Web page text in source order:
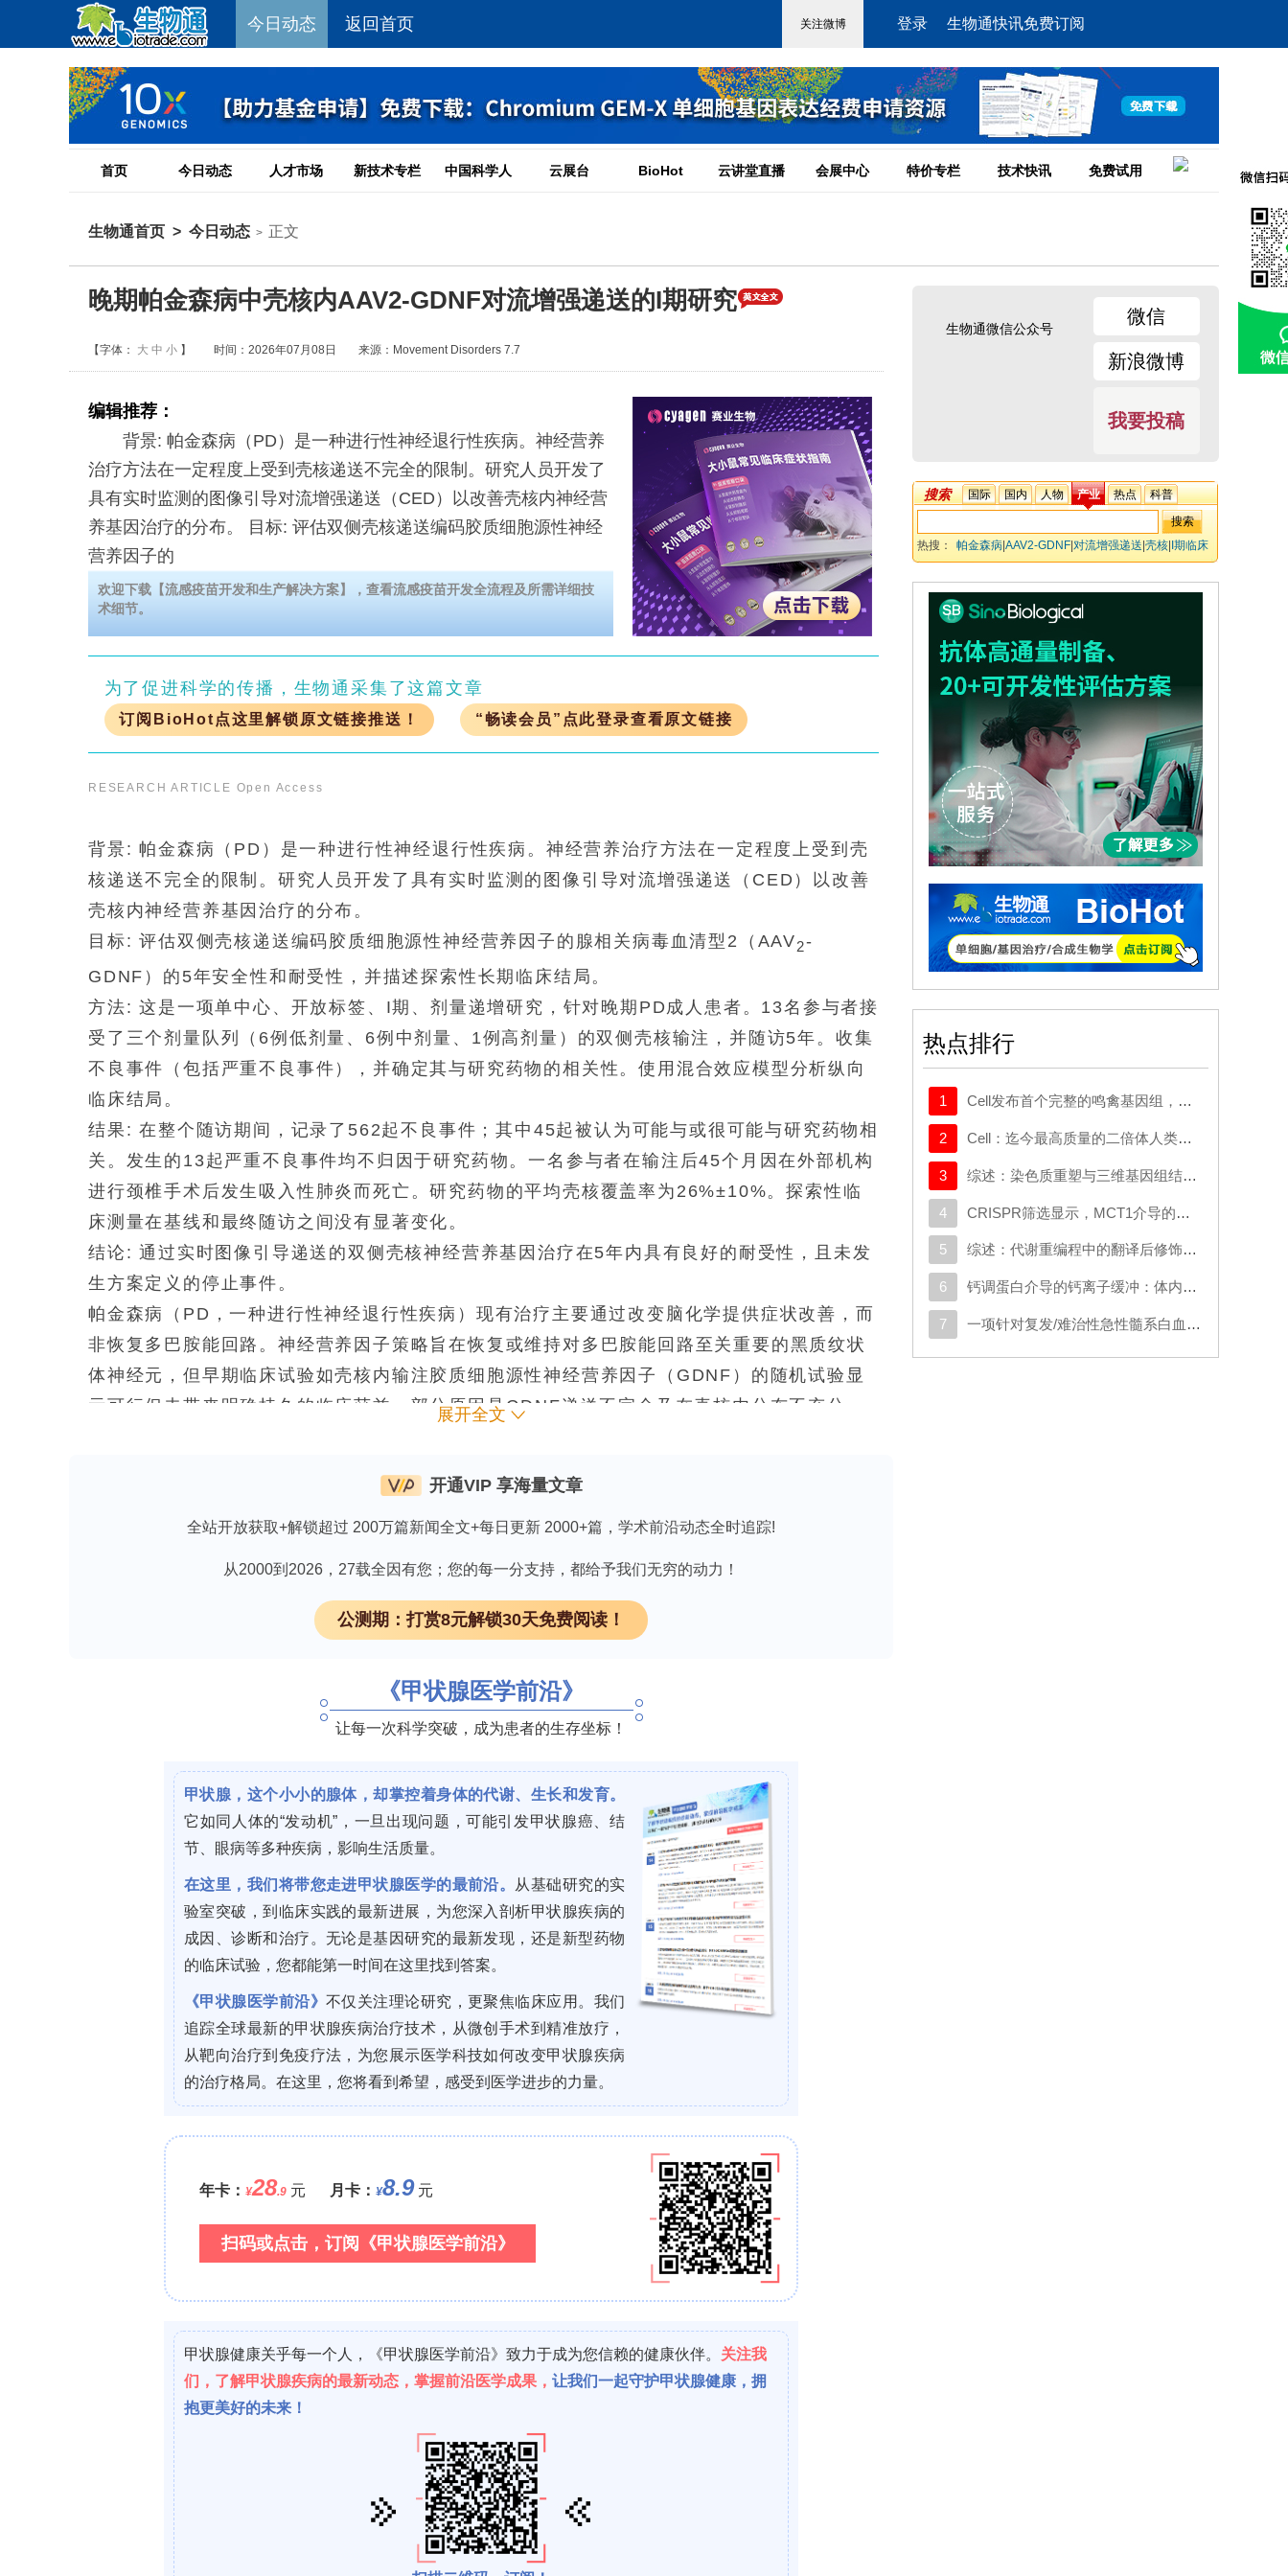
今日动态 返回首页 登录 生物通快讯免费订阅
首页 今日动态 人才市场 新技术专栏 中国科学人 云展台 BioHot 云讲堂直播 会展中心 特价专栏 技术快讯 免费试用
生物通首页 > 今日动态 > 正文
晚期帕金森病中壳核内AAV2-GDNF对流增强递送的I期研究
【字体： 大 中 小 】 时间：2026年07月08日 来源：Movement Disorders 7.7
编辑推荐：
背景: 帕金森病（PD）是一种进行性神经退行性疾病。神经营养
治疗方法在一定程度上受到壳核递送不完全的限制。研究人员开发了
具有实时监测的图像引导对流增强递送（CED）以改善壳核内神经营
养基因治疗的分布。 目标: 评估双侧壳核递送编码胶质细胞源性神经
营养因子的
欢迎下载【流感疫苗开发和生产解决方案】，查看流感疫苗开发全流程及所需详细技
术细节。
为了促进科学的传播，生物通采集了这篇文章
订阅BioHot点这里解锁原文链接推送！ “畅读会员”点此登录查看原文链接
RESEARCH ARTICLE Open Access
背景: 帕金森病（PD）是一种进行性神经退行性疾病。神经营养治疗方法在一定程度上受到壳
核递送不完全的限制。研究人员开发了具有实时监测的图像引导对流增强递送（CED）以改善
壳核内神经营养基因治疗的分布。
目标: 评估双侧壳核递送编码胶质细胞源性神经营养因子的腺相关病毒血清型2（AAV2-
GDNF）的5年安全性和耐受性，并描述探索性长期临床结局。
方法: 这是一项单中心、开放标签、I期、剂量递增研究，针对晚期PD成人患者。13名参与者接
受了三个剂量队列（6例低剂量、6例中剂量、1例高剂量）的双侧壳核输注，并随访5年。收集
不良事件（包括严重不良事件），并确定其与研究药物的相关性。使用混合效应模型分析纵向
临床结局。
结果: 在整个随访期间，记录了562起不良事件；其中45起被认为可能与或很可能与研究药物相
关。发生的13起严重不良事件均不归因于研究药物。一名参与者在输注后45个月因在外部机构
进行颈椎手术后发生吸入性肺炎而死亡。研究药物的平均壳核覆盖率为26%±10%。探索性临
床测量在基线和最终随访之间没有显著变化。
结论: 通过实时图像引导递送的双侧壳核神经营养基因治疗在5年内具有良好的耐受性，且未发
生方案定义的停止事件。
帕金森病（PD，一种进行性神经退行性疾病）现有治疗主要通过改变脑化学提供症状改善，而
非恢复多巴胺能回路。神经营养因子策略旨在恢复或维持对多巴胺能回路至关重要的黑质纹状
体神经元，但早期临床试验如壳核内输注胶质细胞源性神经营养因子（GDNF）的随机试验显
示可行但未带来明确持久的临床获益，部分原因是GDNF递送不完全及在壳核内分布不充分。
灵长类动物中验证了钆特醇共输注可预测载体分布。本研究是一项I期、单中心、开放标签、剂
量递增临床试验，评估双侧壳核递送编码GDNF的腺相关病毒血清型2（AAV2
免费下载【类器官培养与鉴定指南】，帮您快速选择不同类器官培养所需的细胞因子和标志物抗
-GDNF）的5年安全性和耐受性，并探索长期临床结局。论文发表在《Movement
PD参与者（10男，中位年龄62岁），分为三个剂量队列：低剂量（9×10
10vg，n=6）、中剂
11vg，n=6）、高剂量（9×10 11
vg，n=1）。关键技术方法包括：（1）MRI引导
的CED，实时监测；（2）共输注钆特醇（ProHance
）作为对比剂，可视化载体分布；（3）
通过术中MRI计算壳核覆盖率；（4）[18
F]F-DOPA正电子发射断层扫描（PET）评估多巴胺
能功能变化；（5）临床评估工具：统一帕金森病评定量表（UPDRS）、Hoehn和Yahr分期
（H&Y）、Lang-Fahn日常生活异动症量表（LF ADL Dyskinesia）、改良Rankin量表
（mRS）、Schwab和英格兰日常生活活动量表（S&E）以及左旋多巴等效日剂量
（LEDD）；（6）采用混合效应模型（以时间点为固定效应、参与者为随机效应）进行纵向数
研究结果如下：3.1 不良事件：通过系统收集和分类，共记录562起不良事件，其中45起被认
后45个月因外部机构颈椎手术后发生吸入性肺炎死亡。研究期间未触发任何预设停止规则。
3.2 壳核覆盖率和[ 18F]F-DOPA PET：术中MRI显示平均壳核覆盖率为26%±10%，且观察到
对比剂通过血管周围间隙或导管回流产生脱靶分布（如尾状核信号占3%–18%）。PET分析显
示双侧输注部位[18 F]F-DOPA摄取和流入常数（Ki）较基线显著增加（重复测量方差分析
P<0.0002），提示对残存黑质纹状体多巴胺能神经元的神经营养效应。3.3 UPDRS：混合效
著增加（P=0.04和P=0.03/0.001），但第三部分（运动检查）和第四部分（运动并发症）评
分无显著变化（P>0.05）。Dunnett校正后仅第一部分和第二部分ON状态在基线与60个月之
间差异显著（P=0.02和P=0.001）。3.4 左旋多巴等效日剂量（LEDD）：混合效应模型显示
LEDD随时间无显著变化（P=0.10）；描述性趋势显示早期下降后晚期升高，但个体水平多数
参与者稳定或偶有下降。3.5 Hoehn和Yahr分期：混合效应模型显示无显著变化
（P=0.09）。3.6 Lang-Fahn异动症量表：各领域（书写、切割/餐具、穿衣、卫生、行走）
评分在混合效应模型中均无显著时间变化（P>0.05）。3.7 改良Rankin量表（mRS）：mRS
评分随时间无显著变化（P=0.97）。3.8 Schwab和英格兰日常生活活动量表：百分比评分在
展开全文
开通VIP 享海量文章
全站开放获取+解锁超过 200万篇新闻全文+每日更新 2000+篇，学术前沿动态全时追踪!
从2000到2026，27载全因有您；您的每一分支持，都给予我们无穷的动力！
公测期：打赏8元解锁30天免费阅读！
生物通微信公众号
微信
新浪微博
我要投稿
搜索 国际 国内 人物 产业 热点 科普
热搜： 帕金森病 AAV2-GDNF 对流增强递送 壳核 I期临床
热点排行
1 Cell发布首个完整的鸣禽基因组，有助于探究发声学习
2 Cell：迄今最高质量的二倍体人类基因组构建完成
3 综述：染色质重塑与三维基因组结构在癌症中的作用：从机制研究到新的治疗策略
4 CRISPR筛选显示，MCT1介导的代谢逃逸机制可规避SMAD3的抑制作用，这一机制可作为治疗靶点
5 综述：代谢重编程中的翻译后修饰：对癌症代谢治疗和免疫治疗的启示
6 钙调蛋白介导的钙离子缓冲：体内心脏重编程的分子屏障
7 一项针对复发/难治性急性髓系白血病或原始浆细胞样树突状细胞肿瘤成人患者的CD123导向的嵌合抗原受体T细胞疗法1期试验